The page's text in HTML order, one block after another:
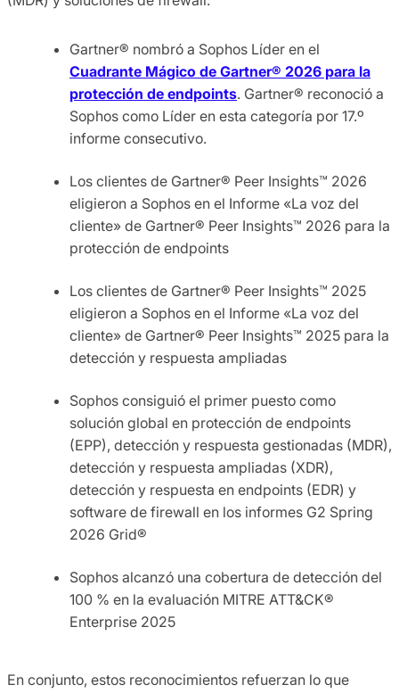
Gartner® nombró a Sophos Líder en el
Cuadrante Mágico de Gartner® 2026 para la
protección de endpoints. Gartner® reconoció a
Sophos como Líder en esta categoría por 17.º
informe consecutivo.
Los clientes de Gartner® Peer Insights™ 2026
eligieron a Sophos en el Informe «La voz del
cliente» de Gartner® Peer Insights™ 2026 para la
protección de endpoints
Los clientes de Gartner® Peer Insights™ 2025
eligieron a Sophos en el Informe «La voz del
cliente» de Gartner® Peer Insights™ 2025 para la
detección y respuesta ampliadas
Sophos consiguió el primer puesto como
solución global en protección de endpoints
(EPP), detección y respuesta gestionadas (MDR),
detección y respuesta ampliadas (XDR),
detección y respuesta en endpoints (EDR) y
software de firewall en los informes G2 Spring
2026 Grid®
Sophos alcanzó una cobertura de detección del
100 % en la evaluación MITRE ATT&CK®
Enterprise 2025
En conjunto, estos reconocimientos refuerzan lo que